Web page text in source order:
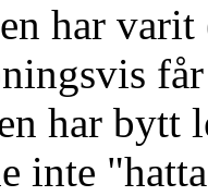
har
har bytt
inte